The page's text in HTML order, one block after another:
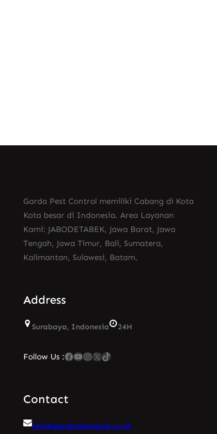
Garda Pest Control memiliki Cabang di Kota
Kota besar di Indonesia. Area Layanan
Kami: JABODETABEK, Jawa Barat, Jawa
Tengah, Jawa Timur, Bali, Sumatera,
Kalimantan, Sulawesi, Batam.
Address
Surabaya, Indonesia 24H
Follow Us :Facebook YouTube Instagram X TikTok
Contact
info@gardaindonesia.co.id